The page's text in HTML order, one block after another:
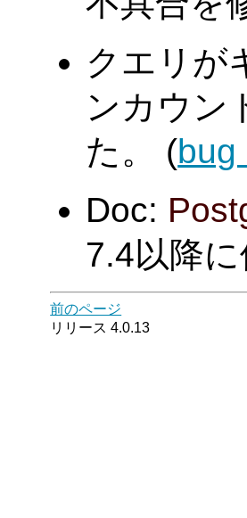
クエリが
ンカウン
た。 (bug
Doc:
7.4以降
前のページ
リリース 4.0.13